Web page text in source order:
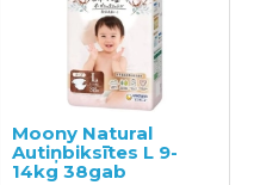
Moony Natural
Autiņbiksītes L 9-
14kg 38gab